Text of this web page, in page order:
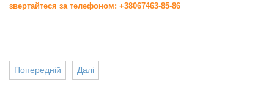
звертайтеся за телефоном: +38067463-85-86
Далі
Попередній